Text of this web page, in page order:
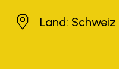
SchweizLand: Schweiz